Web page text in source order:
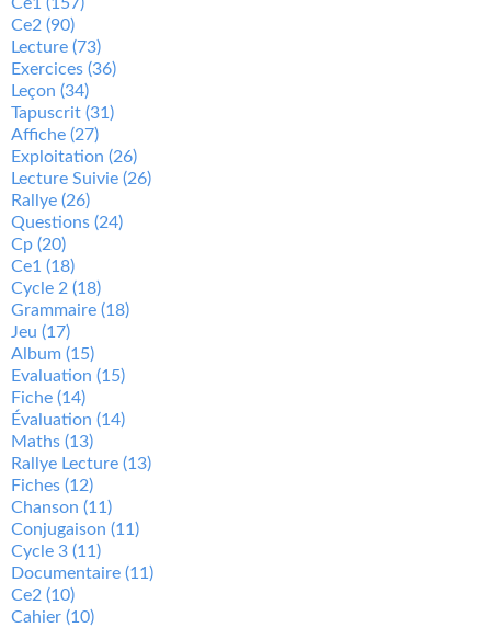
Ce2 (90)
Lecture (73)
Exercices (36)
Leçon (34)
Tapuscrit (31)
Affiche (27)
Exploitation (26)
Lecture Suivie (26)
Rallye (26)
Questions (24)
Cp (20)
Ce1 (18)
Cycle 2 (18)
Grammaire (18)
Jeu (17)
Album (15)
Evaluation (15)
Fiche (14)
Évaluation (14)
Maths (13)
Rallye Lecture (13)
Fiches (12)
Chanson (11)
Conjugaison (11)
Cycle 3 (11)
Documentaire (11)
Ce2 (10)
Cahier (10)